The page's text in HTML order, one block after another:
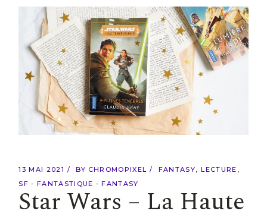
13 MAI 2021 BY CHROMOPIXEL FANTASY
LECTURE
SF - FANTASTIQUE - FANTASY
Star Wars – La Haute